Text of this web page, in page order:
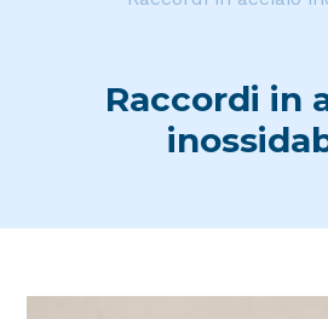
Raccordi in